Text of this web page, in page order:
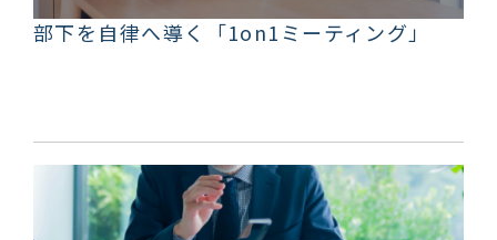
採用情報
部下を自律へ導く「1on1ミーティング」